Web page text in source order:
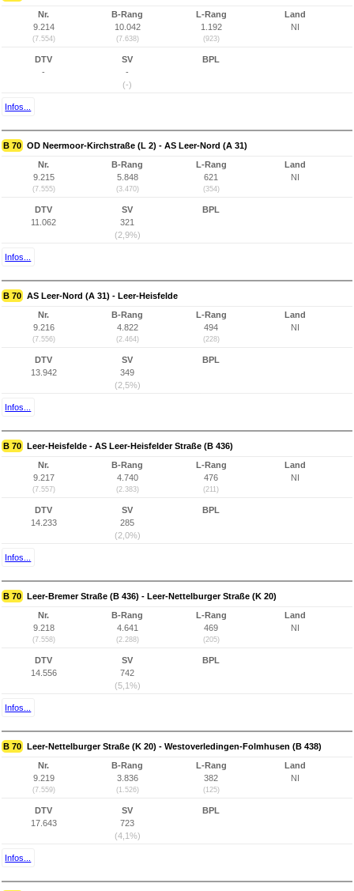
Nr.
9.214
(7.554)
B-Rang
10.042
(7.638)
L-Rang
1.192
(923)
Land
NI
DTV
-
SV
-
(-)
BPL
Infos...
B 70 OD Neermoor-Kirchstraße (L 2) - AS Leer-Nord (A 31)
Nr.
9.215
(7.555)
B-Rang
5.848
(3.470)
L-Rang
621
(354)
Land
NI
DTV
11.062
SV
321
(2,9%)
BPL
Infos...
B 70 AS Leer-Nord (A 31) - Leer-Heisfelde
Nr.
9.216
(7.556)
B-Rang
4.822
(2.464)
L-Rang
494
(228)
Land
NI
DTV
13.942
SV
349
(2,5%)
BPL
Infos...
B 70 Leer-Heisfelde - AS Leer-Heisfelder Straße (B 436)
Nr.
9.217
(7.557)
B-Rang
4.740
(2.383)
L-Rang
476
(211)
Land
NI
DTV
14.233
SV
285
(2,0%)
BPL
Infos...
B 70 Leer-Bremer Straße (B 436) - Leer-Nettelburger Straße (K 20)
Nr.
9.218
(7.558)
B-Rang
4.641
(2.288)
L-Rang
469
(205)
Land
NI
DTV
14.556
SV
742
(5,1%)
BPL
Infos...
B 70 Leer-Nettelburger Straße (K 20) - Westoverledingen-Folmhusen (B 438)
Nr.
9.219
(7.559)
B-Rang
3.836
(1.526)
L-Rang
382
(125)
Land
NI
DTV
17.643
SV
723
(4,1%)
BPL
Infos...